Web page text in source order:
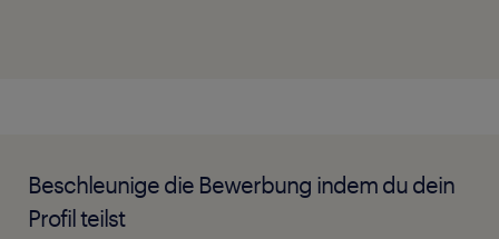
Beschleunige die Bewerbung indem du dein
Profil teilst